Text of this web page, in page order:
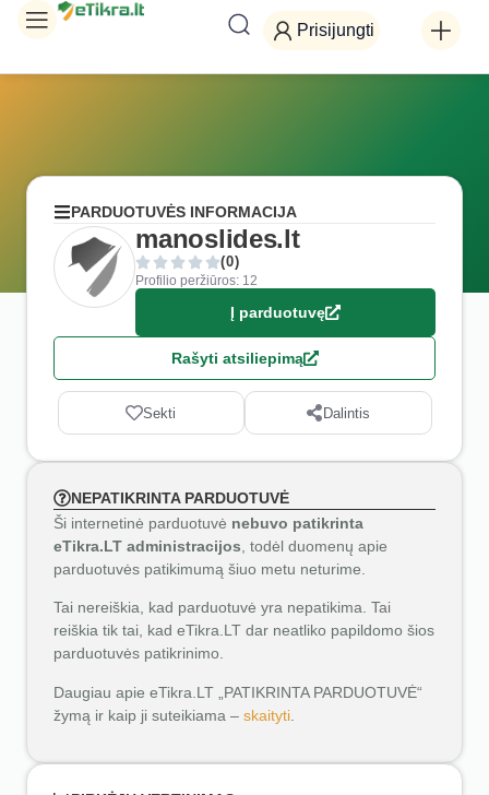
Prisijungti
PARDUOTUVĖS INFORMACIJA
manoslides.lt
(0)
Profilio peržiūros: 12
Į parduotuvę
Rašyti atsiliepimą
Sekti Dalintis
NEPATIKRINTA PARDUOTUVĖ
Ši internetinė parduotuvė nebuvo patikrinta
eTikra.LT administracijos , todėl duomenų apie
parduotuvės patikimumą šiuo metu neturime.
Tai nereiškia, kad parduotuvė yra nepatikima. Tai
reiškia tik tai, kad eTikra.LT dar neatliko papildomo šios
parduotuvės patikrinimo.
Daugiau apie eTikra.LT „PATIKRINTA PARDUOTUVĖ“
žymą ir kaip ji suteikiama – skaityti